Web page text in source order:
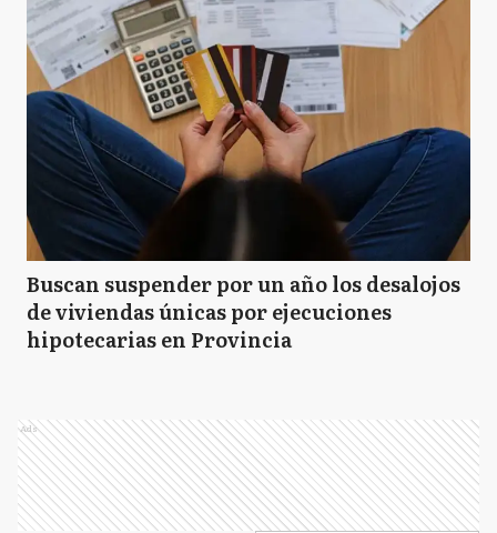
Buscan suspender por un año los desalojos
de viviendas únicas por ejecuciones
hipotecarias en Provincia
Ads